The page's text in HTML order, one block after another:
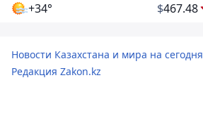
+34° $467.48
Новости Казахстана и мира на сегодня
Редакция Zakon.kz